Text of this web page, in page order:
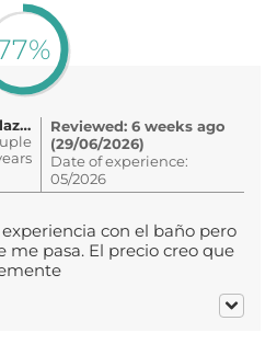
By Michael Giovanny Salazar Dorot..
Reviewed: 6 weeks ago
(29/06/2026)
Date of experience:
05/2026
con el baño pero
me pasa. El precio creo que